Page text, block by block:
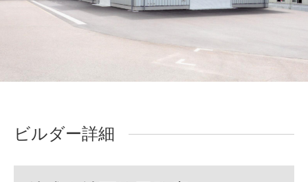
ビルダー詳細